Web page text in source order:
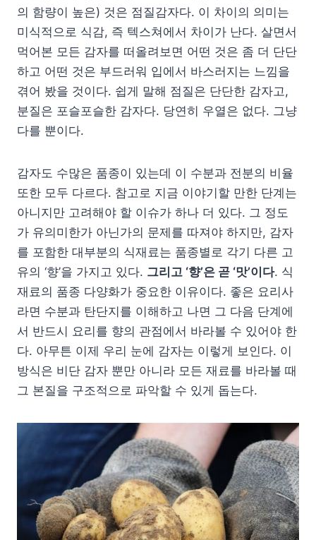
의 함량이 높은) 것은 점질감자다. 이 차이의 의미는
미식적으로 식감, 즉 텍스쳐에서 차이가 난다. 살면서
먹어본 모든 감자를 떠올려보면 어떤 것은 좀 더 단단
하고 어떤 것은 부드러워 입에서 바스러지는 느낌을
겪어 봤을 것이다. 쉽게 말해 점질은 단단한 감자고,
분질은 포슬포슬한 감자다. 당연히 우열은 없다. 그냥
다를 뿐이다.
감자도 수많은 품종이 있는데 이 수분과 전분의 비율
또한 모두 다르다. 참고로 지금 이야기할 만한 단계는
아니지만 고려해야 할 이슈가 하나 더 있다. 그 정도
가 유의미한가 아닌가의 문제를 따져야 하지만, 감자
를 포함한 대부분의 식재료는 품종별로 각기 다른 고
유의 ‘향’을 가지고 있다. 그리고 ‘향’은 곧 ‘맛’이다. 식
재료의 품종 다양화가 중요한 이유이다. 좋은 요리사
라면 수분과 탄단지를 이해하고 나면 그 다음 단계에
서 반드시 요리를 향의 관점에서 바라볼 수 있어야 한
다. 아무튼 이제 우리 눈에 감자는 이렇게 보인다. 이
방식은 비단 감자 뿐만 아니라 모든 재료를 바라볼 때
그 본질을 구조적으로 파악할 수 있게 돕는다.